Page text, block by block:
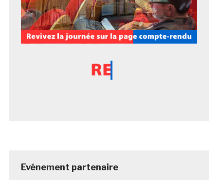
Evénement partenaire